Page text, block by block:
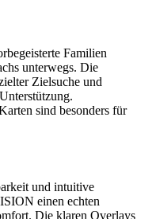
Familien
unterwegs. Die
Zielsuche und
sind besonders für
und intuitive
einen echten
Die klaren Overlays